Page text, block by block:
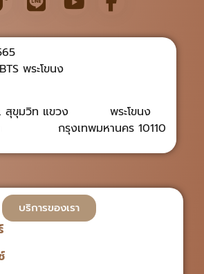
พระโขนง
. สุขุมวิท แขวง พระโขนง
า กรุงเทพมหานคร 10110
บริการของเรา